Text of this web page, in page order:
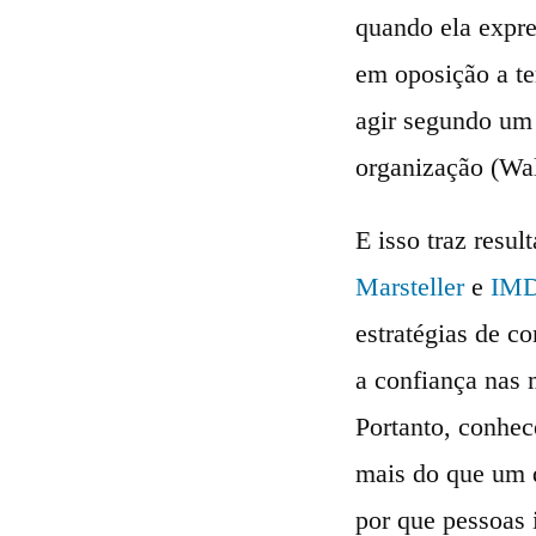
quando ela
em oposição a
agir segundo
organização
E isso traz
Marstellere
estratégias de
a confiança nas
Portanto,
mais do que um
por que